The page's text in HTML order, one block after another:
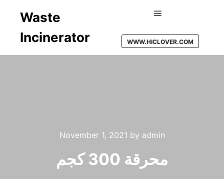
Waste
Incinerator
WWW.HICLOVER.COM
November 1, 2021 by admin
محرقة 300 كجم